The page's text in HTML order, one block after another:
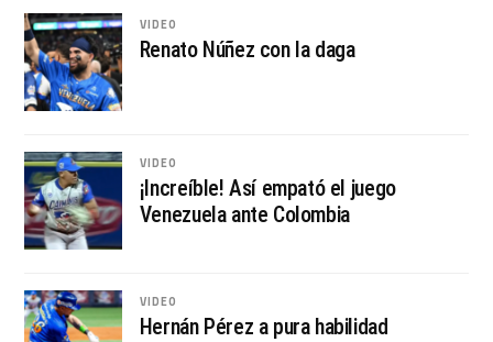
VIDEO
Renato Núñez con la daga
VIDEO
¡Increíble! Así empató el juego
Venezuela ante Colombia
VIDEO
Hernán Pérez a pura habilidad